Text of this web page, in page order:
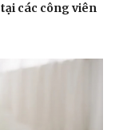
các công viên